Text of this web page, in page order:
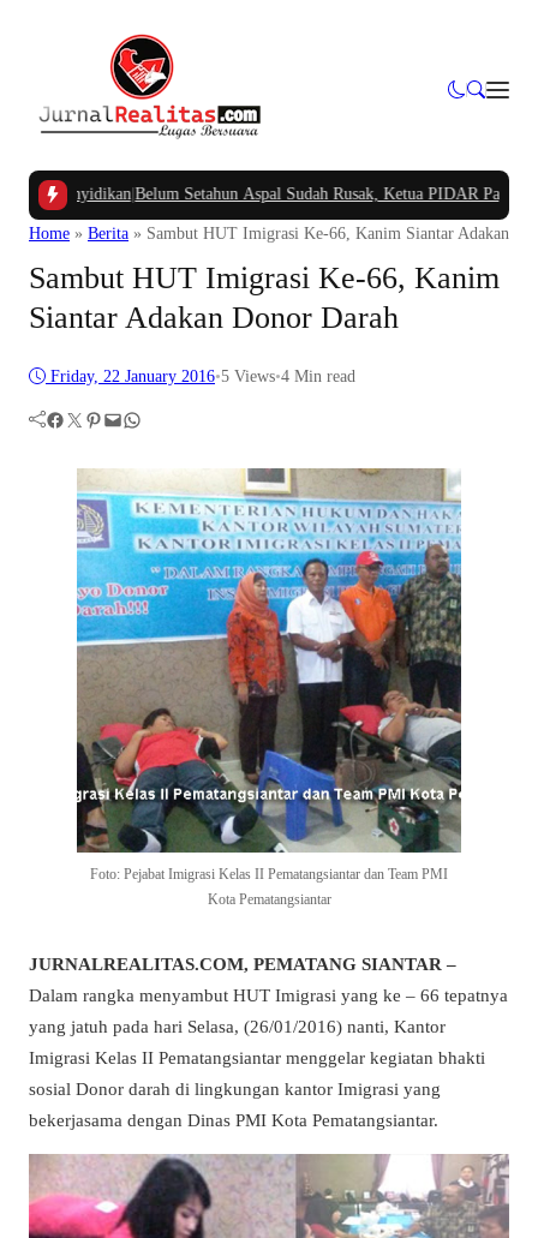
Belum Setahun Aspal Sudah Rusak, Ketua PIDAR Papua Barat Minta
Home » Berita » Sambut HUT Imigrasi Ke-66, Kanim Siantar Adakan
Sambut HUT Imigrasi Ke-66, Kanim
Siantar Adakan Donor Darah
Friday, 22 January 2016•5 Views•4 Min read
Facebook Twitter Pinterest Mail WhatsApp
Foto: Pejabat Imigrasi Kelas II Pematangsiantar dan Team PMI
Kota Pematangsiantar
JURNALREALITAS.COM, PEMATANG SIANTAR –
Dalam rangka menyambut HUT Imigrasi yang ke – 66 tepatnya
yang jatuh pada hari Selasa, (26/01/2016) nanti, Kantor
Imigrasi Kelas II Pematangsiantar menggelar kegiatan bhakti
sosial Donor darah di lingkungan kantor Imigrasi yang
bekerjasama dengan Dinas PMI Kota Pematangsiantar.